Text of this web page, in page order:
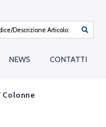
NEWS CONTATTI
Colonne